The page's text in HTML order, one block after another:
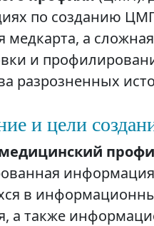
по созданию
медкарта, а
и
разрозненных
и цели
в
а также